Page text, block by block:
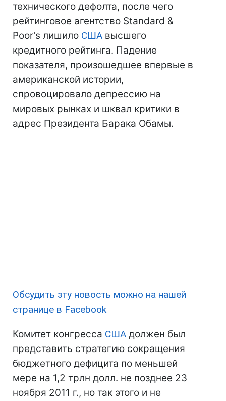
технического дефолта, после чего
рейтинговое агентство Standard &
Poor's лишило США высшего
кредитного рейтинга. Падение
показателя, произошедшее впервые в
американской истории,
спровоцировало депрессию на
мировых рынках и шквал критики в
адрес Президента Барака Обамы.
Обсудить эту новость можно на нашей
странице в Facebook
Комитет конгресса США должен был
представить стратегию сокращения
бюджетного дефицита по меньшей
мере на 1,2 трлн долл. не позднее 23
ноября 2011 г., но так этого и не